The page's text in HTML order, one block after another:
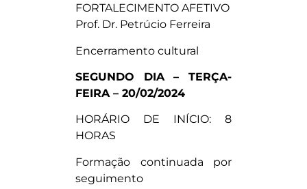
FORTALECIMENTO AFETIVO
Prof. Dr. Petrúcio Ferreira
Encerramento cultural
SEGUNDO DIA – TERÇA-
FEIRA – 20/02/2024
HORÁRIO DE INÍCIO: 8
HORAS
Formação continuada por
seguimento